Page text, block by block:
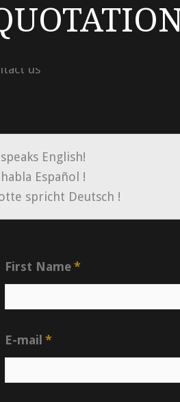
English!
Español !
spricht Deutsch !
First Name*
E-mail *